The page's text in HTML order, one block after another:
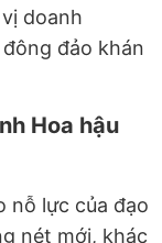
doanh
đảo khán
Hoa hậu
nỗ lực của đạo
nét mới, khác